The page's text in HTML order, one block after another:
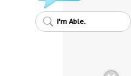
I'm Able.